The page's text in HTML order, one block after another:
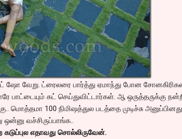
ஷோ வேறு. ட்ரைலரை பார்த்து ஏமாந்து போன
கட் செய்துவிட்டார்கள். ஆ ஒருத்தருக்கு
100 நிமிஷத்துல படத்தை முடிச்சு
வச்சிருப்பாங்க..
எதாவது சொல்லிருவேன்.